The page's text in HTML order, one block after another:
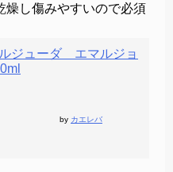
燥し傷みやすいので必須
ジューダ エマルジョ
by カエレバ